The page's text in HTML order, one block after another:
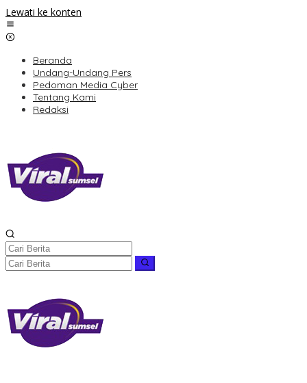
Lewati ke konten
Beranda
Undang-Undang Pers
Pedoman Media Cyber
Tentang Kami
Redaksi